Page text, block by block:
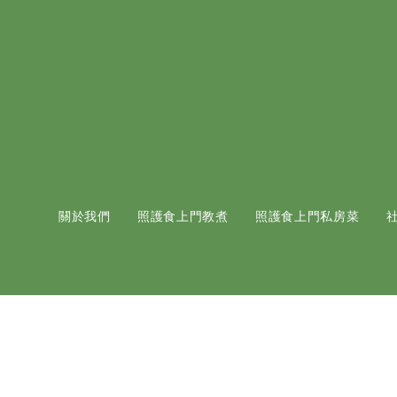
關於我們 照護食上門教煮 照護食上門私房菜